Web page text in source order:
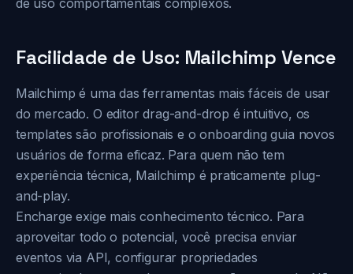
de uso comportamentais complexos.
Facilidade de Uso: Mailchimp Vence
Mailchimp é uma das ferramentas mais fáceis de usar
do mercado. O editor drag-and-drop é intuitivo, os
templates são profissionais e o onboarding guia novos
usuários de forma eficaz. Para quem não tem
experiência técnica, Mailchimp é praticamente plug-
and-play.
Encharge exige mais conhecimento técnico. Para
aproveitar todo o potencial, você precisa enviar
eventos via API, configurar propriedades